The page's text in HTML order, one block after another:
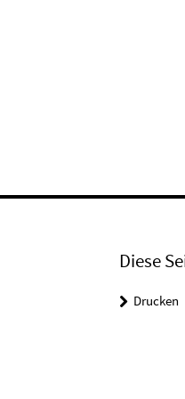
Diese
Drucken